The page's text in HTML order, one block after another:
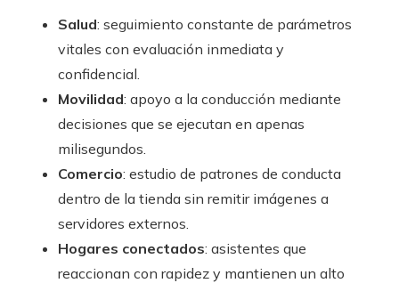
Salud: seguimiento constante de parámetros
vitales con evaluación inmediata y
confidencial.
Movilidad: apoyo a la conducción mediante
decisiones que se ejecutan en apenas
milisegundos.
Comercio: estudio de patrones de conducta
dentro de la tienda sin remitir imágenes a
servidores externos.
Hogares conectados: asistentes que
reaccionan con rapidez y mantienen un alto